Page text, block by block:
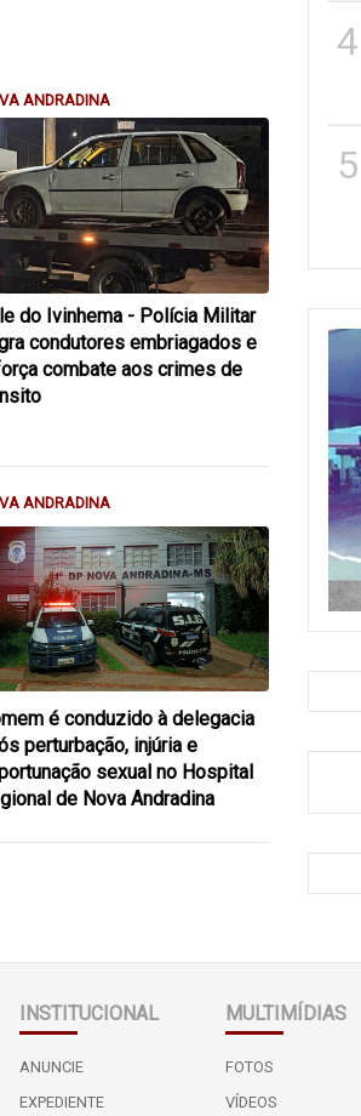
4
5
ANDRADINA
do Ivinhema - Polícia Militar
condutores embriagados e
combate aos crimes de
ANDRADINA
é conduzido à delegacia
perturbação, injúria e
sexual no Hospital
de Nova Andradina
INSTITUCIONAL
ANUNCIE
EXPEDIENTE
MULTIMÍDIAS
FOTOS
VÍDEOS